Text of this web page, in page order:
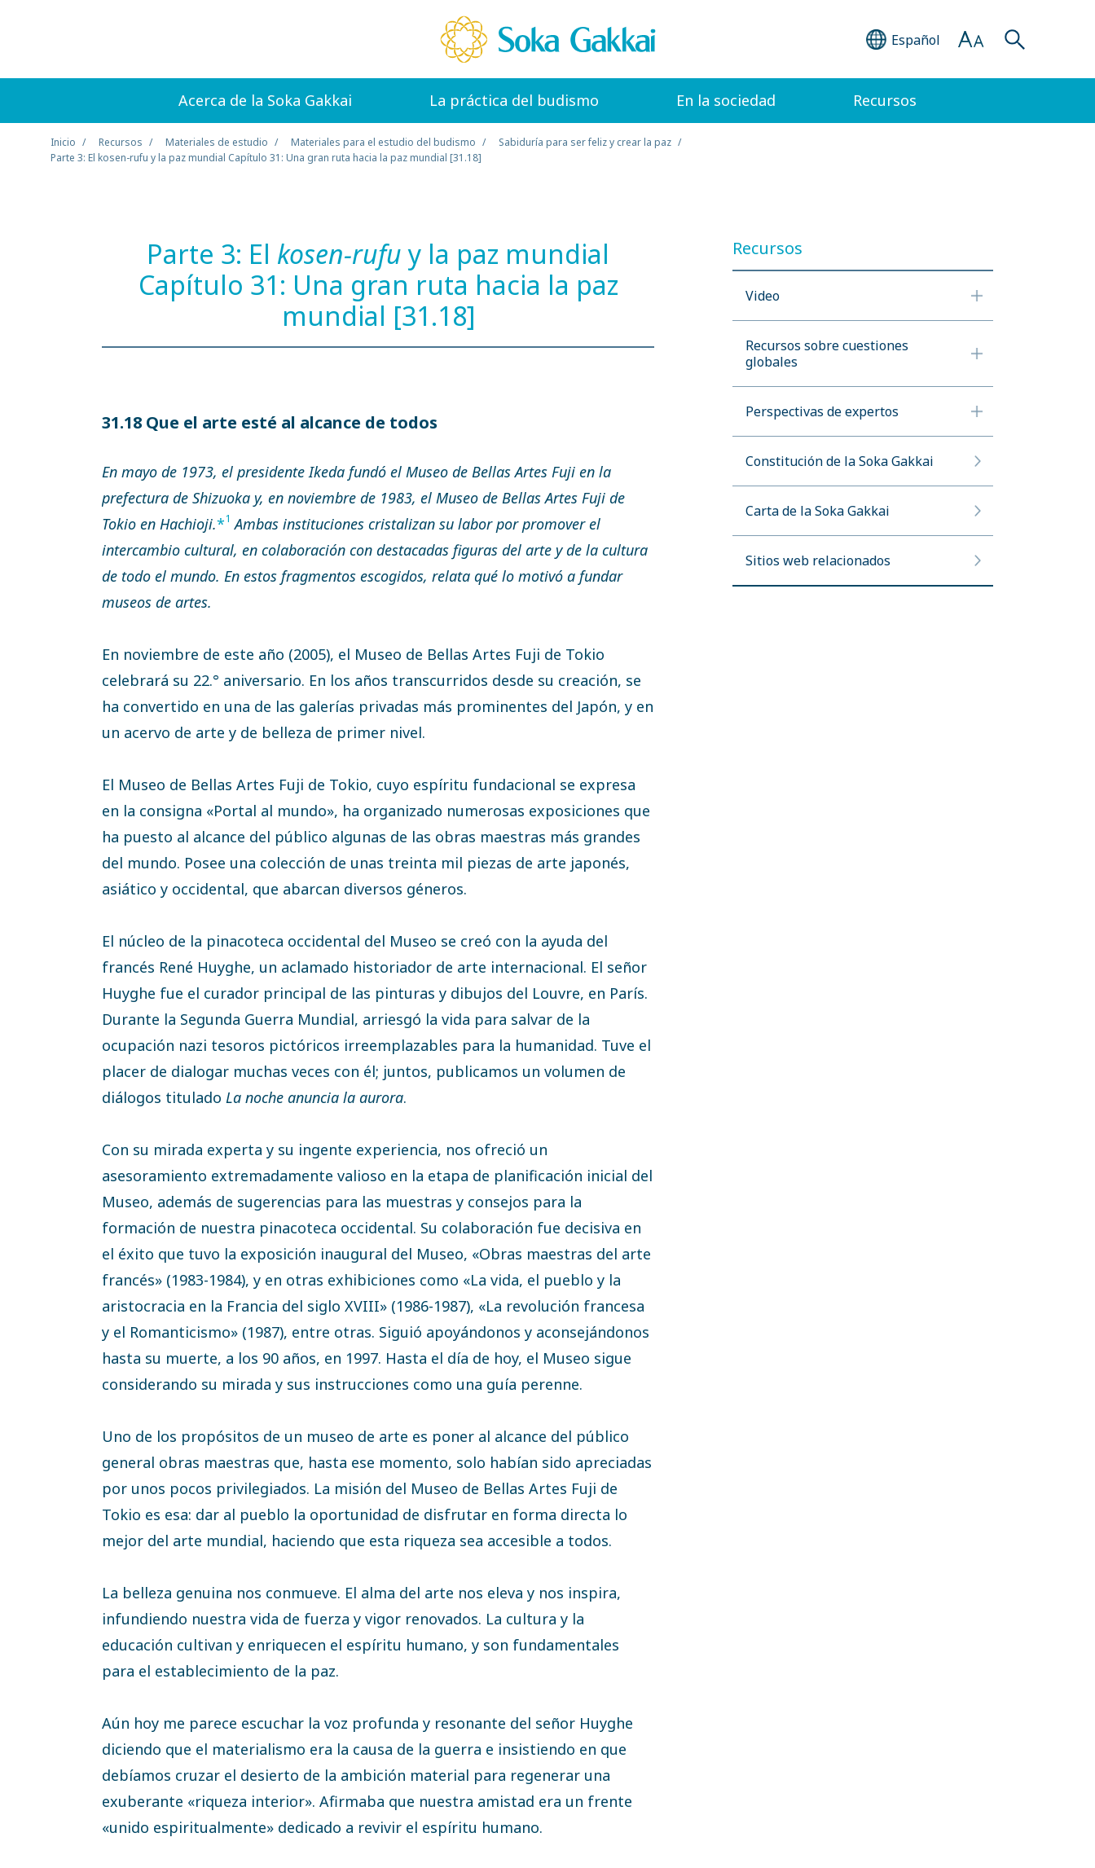
Español
Acerca de la Soka Gakkai La práctica del budismo En la sociedad Recursos
Inicio Recursos Materiales de estudio Materiales para el estudio del budismo
Sabiduría para ser feliz y crear la paz
Parte 3: El kosen-rufu y la paz mundial Capítulo 31: Una gran ruta hacia la paz mundial [31.18]
Parte 3: El kosen-rufuy la paz mundial
Capítulo 31: Una gran ruta hacia la paz
mundial [31.18]
31.18 Que el arte esté al alcance de todos
En mayo de 1973, el presidente Ikeda fundó el Museo de Bellas Artes Fuji en la
prefectura de Shizuoka y, en noviembre de 1983, el Museo de Bellas Artes Fuji de
Tokio en Hachioji.*1 Ambas instituciones cristalizan su labor por promover el
intercambio cultural, en colaboración con destacadas figuras del arte y de la cultura
de todo el mundo. En estos fragmentos escogidos, relata qué lo motivó a fundar
museos de artes.
En noviembre de este año (2005), el Museo de Bellas Artes Fuji de Tokio
celebrará su 22.° aniversario. En los años transcurridos desde su creación, se
ha convertido en una de las galerías privadas más prominentes del Japón, y en
un acervo de arte y de belleza de primer nivel.
El Museo de Bellas Artes Fuji de Tokio, cuyo espíritu fundacional se expresa
en la consigna «Portal al mundo», ha organizado numerosas exposiciones que
ha puesto al alcance del público algunas de las obras maestras más grandes
del mundo. Posee una colección de unas treinta mil piezas de arte japonés,
asiático y occidental, que abarcan diversos géneros.
El núcleo de la pinacoteca occidental del Museo se creó con la ayuda del
francés René Huyghe, un aclamado historiador de arte internacional. El señor
Huyghe fue el curador principal de las pinturas y dibujos del Louvre, en París.
Durante la Segunda Guerra Mundial, arriesgó la vida para salvar de la
ocupación nazi tesoros pictóricos irreemplazables para la humanidad. Tuve el
placer de dialogar muchas veces con él; juntos, publicamos un volumen de
diálogos titulado La noche anuncia la aurora.
Con su mirada experta y su ingente experiencia, nos ofreció un
asesoramiento extremadamente valioso en la etapa de planificación inicial del
Museo, además de sugerencias para las muestras y consejos para la
formación de nuestra pinacoteca occidental. Su colaboración fue decisiva en
el éxito que tuvo la exposición inaugural del Museo, «Obras maestras del arte
francés» (1983-1984), y en otras exhibiciones como «La vida, el pueblo y la
aristocracia en la Francia del siglo XVIII» (1986-1987), «La revolución francesa
y el Romanticismo» (1987), entre otras. Siguió apoyándonos y aconsejándonos
hasta su muerte, a los 90 años, en 1997. Hasta el día de hoy, el Museo sigue
considerando su mirada y sus instrucciones como una guía perenne.
Uno de los propósitos de un museo de arte es poner al alcance del público
general obras maestras que, hasta ese momento, solo habían sido apreciadas
por unos pocos privilegiados. La misión del Museo de Bellas Artes Fuji de
Tokio es esa: dar al pueblo la oportunidad de disfrutar en forma directa lo
mejor del arte mundial, haciendo que esta riqueza sea accesible a todos.
La belleza genuina nos conmueve. El alma del arte nos eleva y nos inspira,
infundiendo nuestra vida de fuerza y vigor renovados. La cultura y la
educación cultivan y enriquecen el espíritu humano, y son fundamentales
para el establecimiento de la paz.
Aún hoy me parece escuchar la voz profunda y resonante del señor Huyghe
diciendo que el materialismo era la causa de la guerra e insistiendo en que
debíamos cruzar el desierto de la ambición material para regenerar una
exuberante «riqueza interior». Afirmaba que nuestra amistad era un frente
«unido espiritualmente» dedicado a revivir el espíritu humano.
Recursos
Video
Recursos sobre cuestiones
globales
Perspectivas de expertos
Constitución de la Soka Gakkai
Carta de la Soka Gakkai
Sitios web relacionados